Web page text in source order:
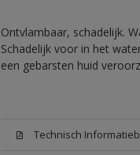
Ontvlambaar, schadelijk.
Schadelijk voor in het
een gebarsten huid
Technisch